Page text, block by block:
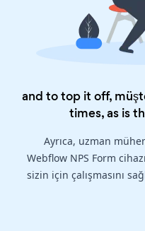
and to top it off,
times, as is
Ayrıca, uzman
Webflow NPS Form
sizin için çalışmasını